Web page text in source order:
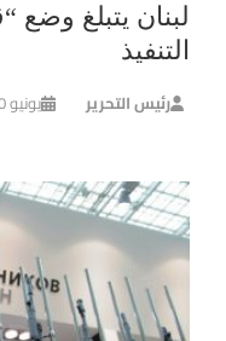
لبنان يتبلغ
التنفيذ
رئيس التحرير يونيو 10, 2020